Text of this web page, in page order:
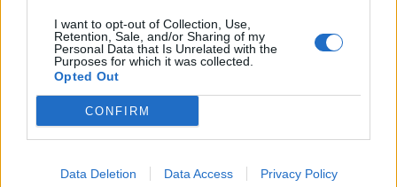
I want to opt-out of Collection, Use,
Retention, Sale, and/or Sharing of my
Personal Data that Is Unrelated with the
Purposes for which it was collected.
Opted Out
CONFIRM
Data Deletion Data Access Privacy Policy